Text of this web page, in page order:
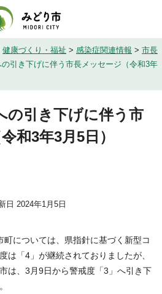
健康づくり・福祉 > 感染症関連情報 > 市長
引き下げに伴う市長メッセージ（令和3年
の引き下げに伴う市
和3年3月5日）
2024年1月5日
については、県指針に基づく新型コ
は「4」が継続されておりましたが、
は、3月9日から警戒度「3」へ引き下